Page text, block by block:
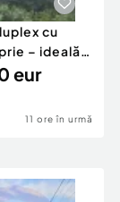
cu
– ideală
eur
11 ore în urmă